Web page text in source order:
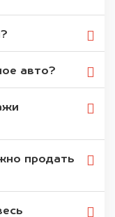
авто?
продать